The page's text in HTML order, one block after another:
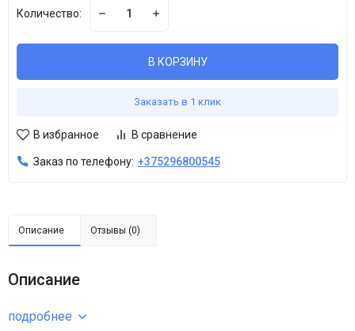
Количество:
В КОРЗИНУ
Заказать в 1 клик
В избранное В сравнение
Заказ по телефону: +375296800545
Описание Отзывы (0)
Описание
подробнее